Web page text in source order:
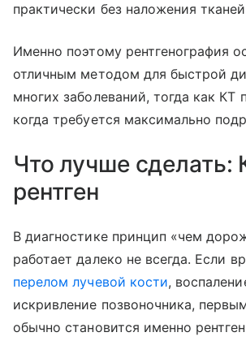
практически без наложения
Именно поэтому рентгенография
отличным методом для быстрой
многих заболеваний, тогда как КТ
когда требуется максимально
Что лучше сделать:
рентген
В диагностике принцип «чем
работает далеко не всегда. Если
перелом лучевой кости,
искривление позвоночника,
обычно становится именно